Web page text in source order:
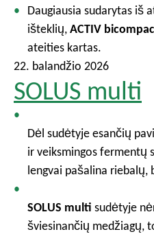
Daugiausia sudarytas iš
išteklių,ACTIV
ateities kartas.
22. balandžio 2026
SOLUS multi
Dėl sudėtyje esančių
ir veiksmingos fermentų
lengvai pašalina
SOLUS multi sudėtyje
šviesinančių medžiagų,